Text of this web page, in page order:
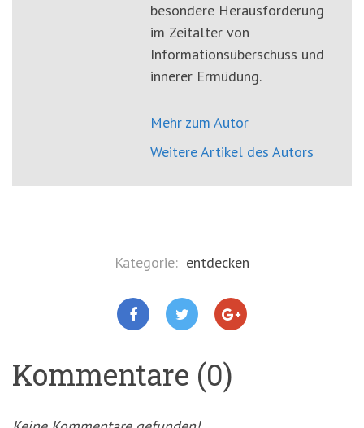
besondere Herausforderung
im Zeitalter von
Informationsüberschuss und
innerer Ermüdung.
Mehr zum Autor
Weitere Artikel des Autors
Kategorie: entdecken
Kommentare (0)